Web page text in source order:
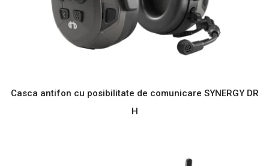
Casca antifon cu posibilitate de comunicare SYNERGY DR
H